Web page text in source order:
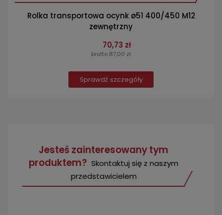
Rolka transportowa ocynk ø51 400/450 M12
zewnętrzny
70,73 zł
brutto 87,00 zł
Sprawdź szczegóły
Jesteś zainteresowany tym
produktem? Skontaktuj się z naszym
przedstawicielem